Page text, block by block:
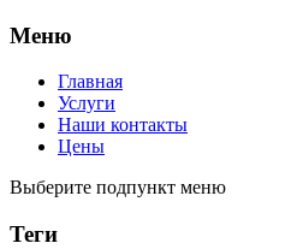
Меню
Главная
Услуги
Наши контакты
Цены
Выберите подпункт меню
Теги